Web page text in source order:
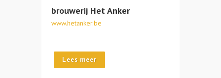
brouwerij Het Anker
www.hetanker.be
Lees meer